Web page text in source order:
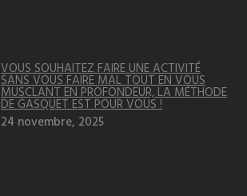
VOUS SOUHAITEZ FAIRE UNE ACTIVITÉ
SANS VOUS FAIRE MAL TOUT EN VOUS
MUSCLANT EN PROFONDEUR, LA MÉTHODE
DE GASQUET EST POUR VOUS !
24 novembre, 2025